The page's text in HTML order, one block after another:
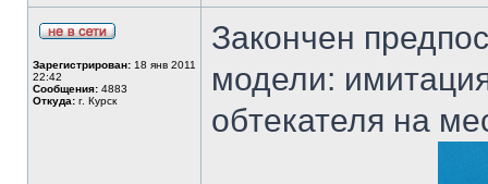
Зарегистрирован: 18 янв 2011
22:42
Сообщения: 4883
Откуда: г. Курск
Закончен
модели:
обтекателя на